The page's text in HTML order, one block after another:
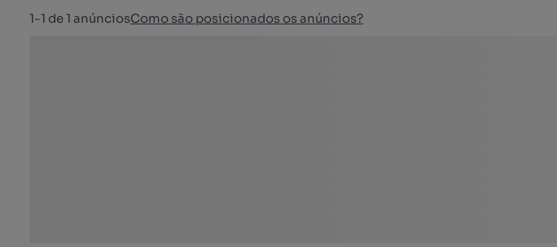
1-1 de 1 anúnciosComo são posicionados os anúncios?